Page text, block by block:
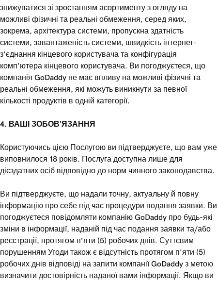
знижуватися зі зростанням асортименту з огляду на
можливі фізичні та реальні обмеження, серед яких,
зокрема, архітектура системи, пропускна здатність
системи, завантаженість системи, швидкість інтернет-
з’єднання кінцевого користувача та конфігурація
комп’ютера кінцевого користувача. Ви погоджуєтеся, що
компанія GoDaddy не має впливу на можливі фізичні та
реальні обмеження, які можуть виникнути за певної
кількості продуктів в одній категорії.
4. ВАШІ ЗОБОВ’ЯЗАННЯ
Користуючись цією Послугою ви підтверджуєте, що вам уже
виповнилося 18 років. Послуга доступна лише для
дієздатних осіб відповідно до норм чинного законодавства.
Ви підтверджуєте, що надали точну, актуальну й повну
інформацію про себе під час процедури подання заявки. Ви
погоджуєтеся повідомляти компанію GoDaddy про будь-які
зміни в інформації, наданій під час подання заявки та/або
реєстрації, протягом п’яти (5) робочих днів. Суттєвим
порушенням Угоди також є відсутність протягом п’яти (5)
робочих днів відповіді на запити компанії GoDaddy з метою
визначити достовірність наданої вами інформації. Якщо ви